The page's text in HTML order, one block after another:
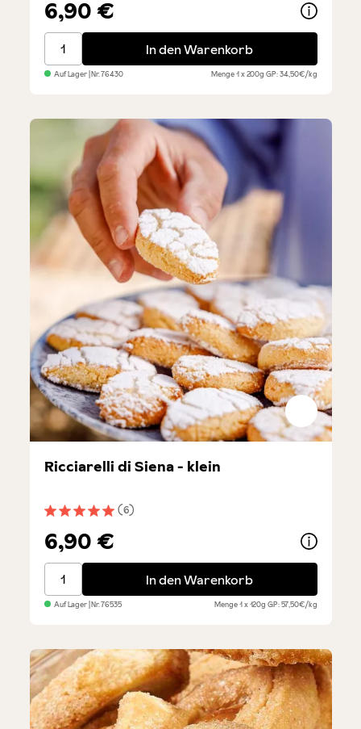
6,90 €
Amaretti - mit MandelnIn den Warenkorb
Auf Lager| Nr.76430 Menge1 x 200gGP: 34,50€/kg
Durchschnittliche Bewertung von 5 von 5 Sternen
(6)
Ricciarelli di Siena - klein
6,90 €
Ricciarelli di Siena - kleinIn den Warenkorb
Auf Lager| Nr.76535 Menge1 x 120gGP: 57,50€/kg